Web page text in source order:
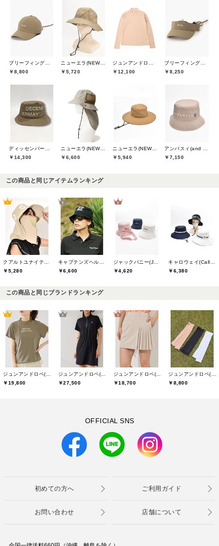
￥8,800
ニューエラ(NEW ERA)
￥5,720
￥12,100
￥8,250
￥14,300
ニューエラ(NEW ERA)
￥6,600
ニューエラ(NEW ERA)
￥5,940
￥7,150
この商品と同じアイテムランキング
￥5,280
￥6,600
￥4,620
￥6,380
この商品と同じブランドランキング
ジュンアンドロペ(JUN&ROPE)
￥19,800
ジュンアンドロペ(JUN&ROPE)
￥27,500
ジュンアンドロペ(JUN&ROPE)
￥18,700
ジュンアンドロペ(JUN&ROPE)
￥8,800
OFFICIAL SNS
初めての方へ ご利用ガイド
お問い合わせ 店舗について